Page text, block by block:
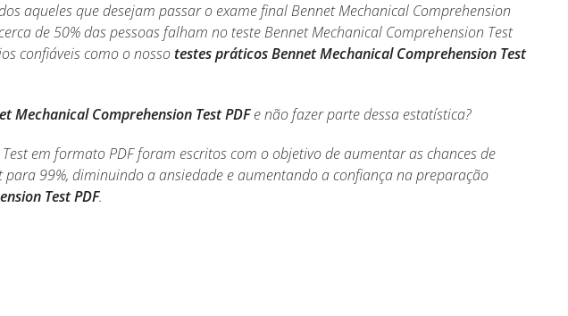
aqueles que desejam passar o exame final Bennet Mechanical Comprehension
de 50% das pessoas falham no teste Bennet Mechanical Comprehension Test
confiáveis como o nosso testes práticos Bennet Mechanical Comprehension Test
Mechanical Comprehension Test PDFe não fazer parte dessa estatística?
em formato PDF foram escritos com o objetivo de aumentar as chances de
99%, diminuindo a ansiedade e aumentando a confiança na preparação
Test PDF.